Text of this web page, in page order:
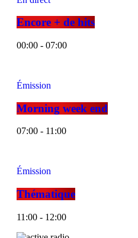
Encore + de hits
00:00 - 07:00
Émission
Morning week end
07:00 - 11:00
Émission
Thématique
11:00 - 12:00